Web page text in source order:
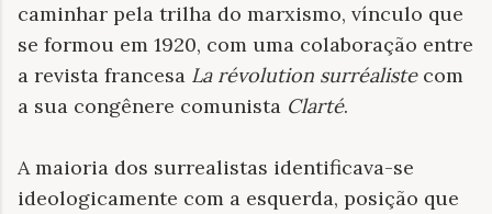
caminhar pela trilha do marxismo, vínculo que
se formou em 1920, com uma colaboração entre
a revista francesa La révolution surréalistecom
a sua congênere comunista Clarté.
A maioria dos surrealistas identificava-se
ideologicamente com a esquerda, posição que